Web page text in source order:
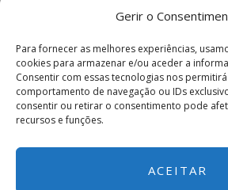
Gerir o
Para fornecer as melhores experiências,
cookies para armazenar e/ou aceder a
Consentir com essas tecnologias nos
comportamento de navegação ou IDs
consentir ou retirar o consentimento pode
recursos e funções.
ACEITAR